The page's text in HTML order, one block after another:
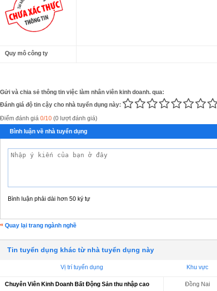
Quy mô công ty
Gửi và chia sẻ thông tin việc làm nhân viên kinh doanh. qua:
Đánh giá độ tin cậy cho nhà tuyển dụng này:
Điểm đánh giá 0/10 (0 lượt đánh giá)
Bình luận về nhà tuyển dụng
Bình luận phải dài hơn 50 ký tự
Quay lại trang ngành nghề
Tin tuyển dụng khác từ nhà tuyển dụng này
Vị trí tuyển dụng Khu vực
Chuyên Viên Kinh Doanh Bất Động Sản thu nhập cao
Đồng Nai